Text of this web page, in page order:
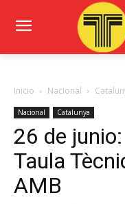
Inicio Nacional
Nacional Catalunya
26 de
Taula
AMB